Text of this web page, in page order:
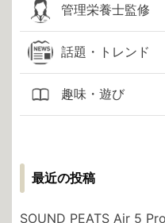
管理栄養士監修
話題・トレンド
趣味・遊び
最近の投稿
SOUND PEATS Air 5